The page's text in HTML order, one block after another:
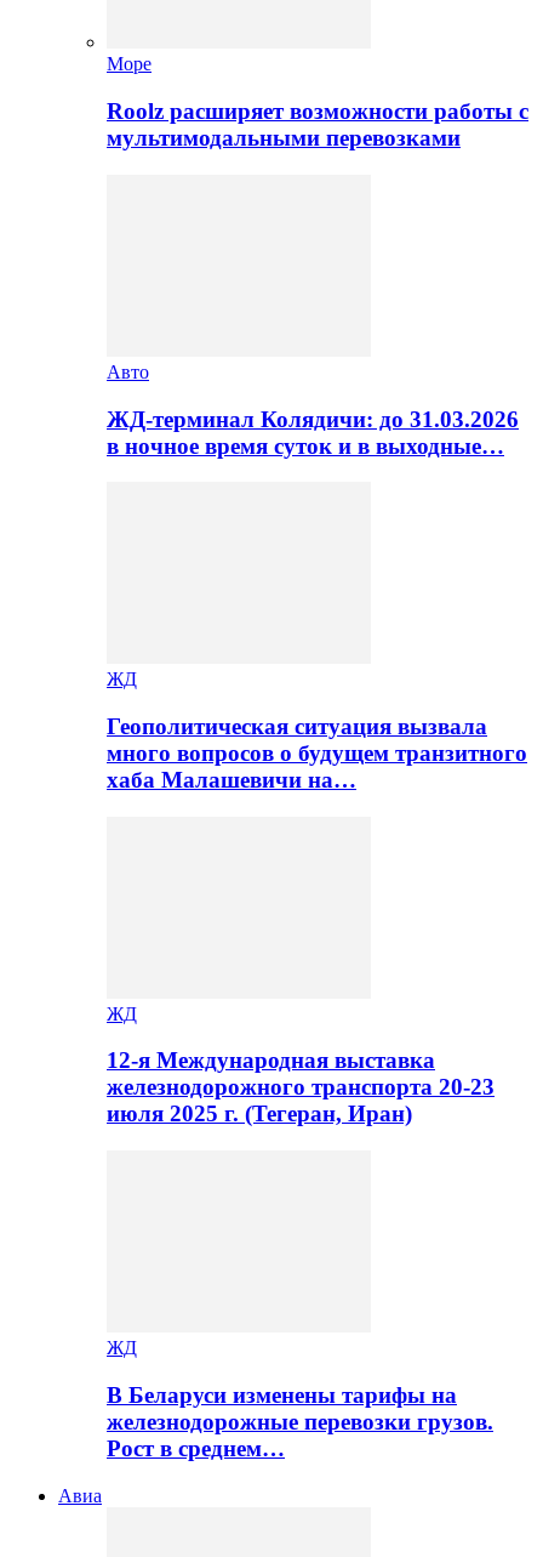
Море
Roolz расширяет возможности работы с
мультимодальными перевозками
Авто
ЖД-терминал Колядичи: до 31.03.2026
в ночное время суток и в выходные…
ЖД
Геополитическая ситуация вызвала
много вопросов о будущем транзитного
хаба Малашевичи на…
ЖД
12-я Международная выставка
железнодорожного транспорта 20-23
июля 2025 г. (Тегеран, Иран)
ЖД
В Беларуси изменены тарифы на
железнодорожные перевозки грузов.
Рост в среднем…
Авиа